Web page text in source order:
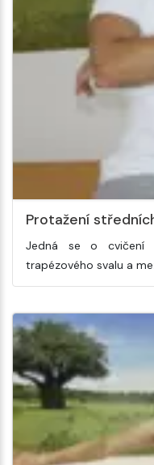
Protažení
Jedná se o cvičení
trapézového svalu a